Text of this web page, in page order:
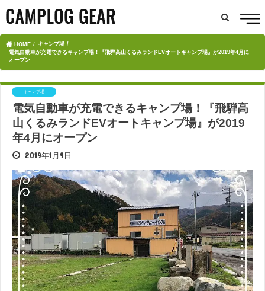
HOME
キャンプ場
電気自動車が充電できるキャンプ場！『飛騨高山くるみランドEVオートキャンプ場』が2019年4月に
オープン
キャンプ場
電気自動車が充電できるキャンプ場！『飛騨高
山くるみランドEVオートキャンプ場』が2019
年4月にオープン
2019年1月9日